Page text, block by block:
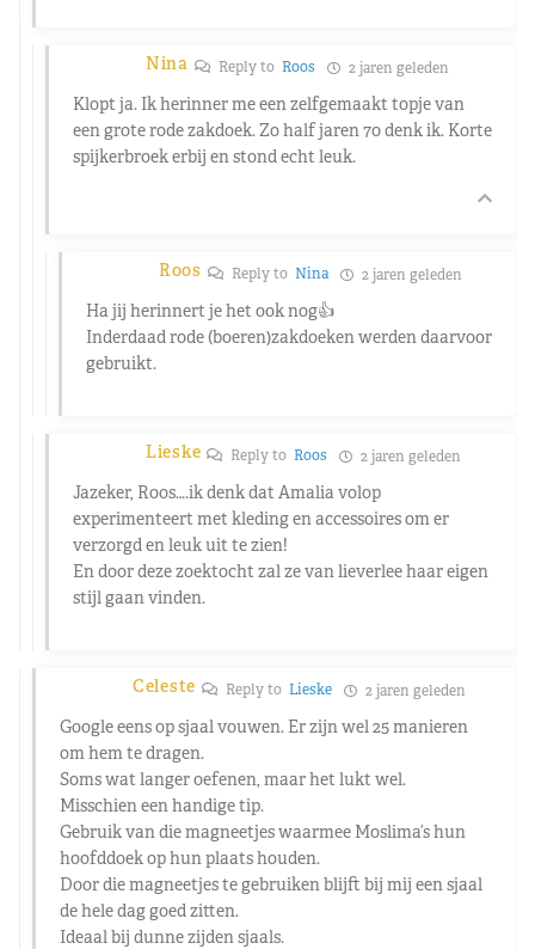
Nina Reply to Roos 2 jaren geleden
Klopt ja. Ik herinner me een zelfgemaakt topje van
een grote rode zakdoek. Zo half jaren 70 denk ik. Korte
spijkerbroek erbij en stond echt leuk.
Roos Reply to Nina 2 jaren geleden
Ha jij herinnert je het ook nog👍
Inderdaad rode (boeren)zakdoeken werden daarvoor
gebruikt.
Lieske Reply toRoos 2 jaren geleden
Jazeker, Roos….ik denk dat Amalia volop
experimenteert met kleding en accessoires om er
verzorgd en leuk uit te zien!
En door deze zoektocht zal ze van lieverlee haar eigen
stijl gaan vinden.
Celeste Reply to Lieske 2 jaren geleden
Google eens op sjaal vouwen. Er zijn wel 25 manieren
om hem te dragen.
Soms wat langer oefenen, maar het lukt wel.
Misschien een handige tip.
Gebruik van die magneetjes waarmee Moslima’s hun
hoofddoek op hun plaats houden.
Door die magneetjes te gebruiken blijft bij mij een sjaal
de hele dag goed zitten.
Ideaal bij dunne zijden sjaals.